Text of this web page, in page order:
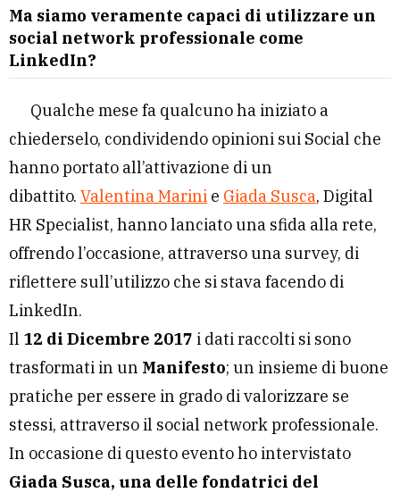
Ma siamo veramente capaci di utilizzare un
social network professionale come
LinkedIn?
Qualche mese fa qualcuno ha iniziato a
chiederselo, condividendo opinioni sui Social che
hanno portato all’attivazione di un
dibattito. Valentina Marini e Giada Susca, Digital
HR Specialist, hanno lanciato una sfida alla rete,
offrendo l’occasione, attraverso una survey, di
riflettere sull’utilizzo che si stava facendo di
LinkedIn.
Il 12 di Dicembre 2017 i dati raccolti si sono
trasformati in un Manifesto; un insieme di buone
pratiche per essere in grado di valorizzare se
stessi, attraverso il social network professionale.
In occasione di questo evento ho intervistato
Giada Susca, una delle fondatrici del